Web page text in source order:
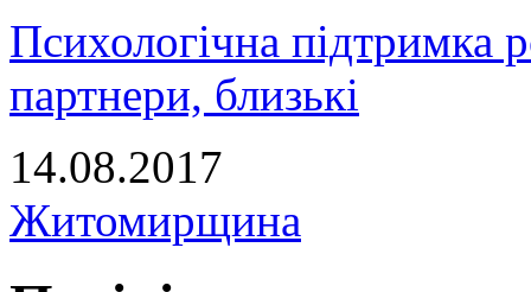
Психологічна підтримка
партнери, близькі
14.08.2017
Житомирщина